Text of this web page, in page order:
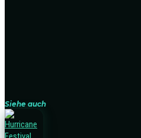
Siehe auch